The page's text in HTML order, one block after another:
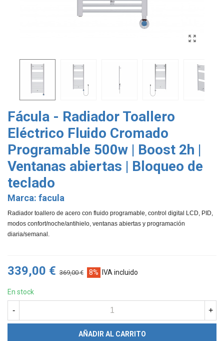
Fácula - Radiador Toallero
Eléctrico Fluido Cromado
Programable 500w | Boost 2h |
Ventanas abiertas | Bloqueo de
teclado
Marca: facula
Radiador toallero de acero con fluido programable, control digital LCD, PID,
modos confort/noche/antihielo, ventanas abiertas y programación
diaria/semanal.
339,00 € 369,00 € 8% IVA incluido
En stock
- +
AÑADIR AL CARRITO